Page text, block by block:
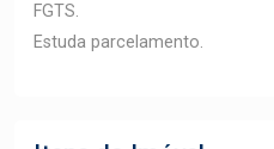
FGTS.
Estuda parcelamento.